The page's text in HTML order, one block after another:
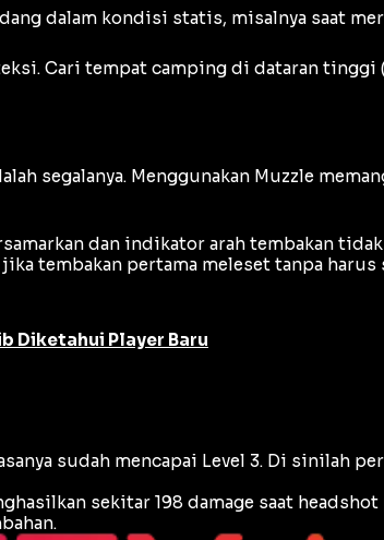
dalam kondisi statis, misalnya saat
Cari tempat camping di dataran tinggi
segalanya. Menggunakan Muzzle
dan indikator arah tembakan
tembakan pertama meleset tanpa
Diketahui Player Baru
sudah mencapai Level 3. Di sinilah
sekitar 198 damage saat headshot